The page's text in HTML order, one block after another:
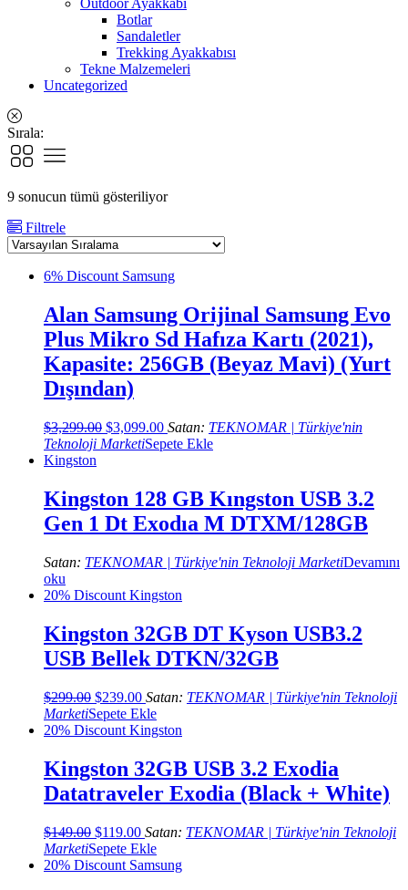
Outdoor Ayakkabı
Botlar
Sandaletler
Trekking Ayakkabısı
Tekne Malzemeleri
Uncategorized
Sırala:
9 sonucun tümü gösteriliyor
Filtrele
6% Discount Samsung
Alan Samsung Orijinal Samsung Evo
Plus Mikro Sd Hafıza Kartı (2021),
Kapasite: 256GB (Beyaz Mavi) (Yurt
Dışından)
$3,299.00 Orijinal
fiyat:
$3,099.00Şu
andaki
Satan: TEKNOMAR | Türkiye'nin
Teknoloji MarketiSepete Ekle
Kingston
Kingston 128 GB Kıngston USB 3.2
Gen 1 Dt Exodıa M DTXM/128GB
Satan: TEKNOMAR | Türkiye'nin Teknoloji MarketiDevamını
oku
20% Discount Kingston
Kingston 32GB DT Kyson USB3.2
USB Bellek DTKN/32GB
$299.00 Orijinal
fiyat:
$299.00.
$239.00Şu
andaki
fiyat:
Satan: TEKNOMAR | Türkiye'nin Teknoloji
MarketiSepete Ekle
20% Discount Kingston
Kingston 32GB USB 3.2 Exodia
Datatraveler Exodia (Black + White)
$149.00 Orijinal
fiyat:
$149.00.
$119.00Şu
andaki
fiyat:
Satan: TEKNOMAR | Türkiye'nin Teknoloji
MarketiSepete Ekle
20% Discount Samsung